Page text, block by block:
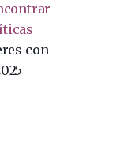
con